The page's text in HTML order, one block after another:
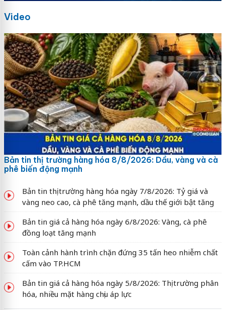
Video
Bản tin thị trường hàng hóa 8/8/2026: Dầu, vàng và cà
phê biến động mạnh
Bản tin thị trường hàng hóa ngày 7/8/2026: Tỷ giá và
vàng neo cao, cà phê tăng mạnh, dầu thế giới bật tăng
Bản tin giá cả hàng hóa ngày 6/8/2026: Vàng, cà phê
đồng loạt tăng mạnh
Toàn cảnh hành trình chặn đứng 35 tấn heo nhiễm chất
cấm vào TP.HCM
Bản tin giá cả hàng hóa ngày 5/8/2026: Thị trường phân
hóa, nhiều mặt hàng chịu áp lực